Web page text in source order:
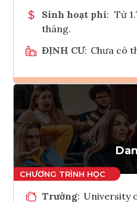
Sinh hoạt phí: Từ
tháng.
ĐỊNH CƯ: Chưa có
Trường: University